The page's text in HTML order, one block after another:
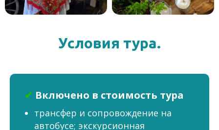
Условия тура.
✔ Включено в стоимость тура
трансфер и сопровождение на
автобусе; экскурсионная